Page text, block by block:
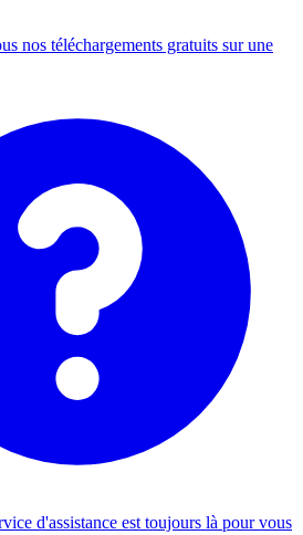
nos téléchargements gratuits sur une
d'assistance est toujours là pour vous